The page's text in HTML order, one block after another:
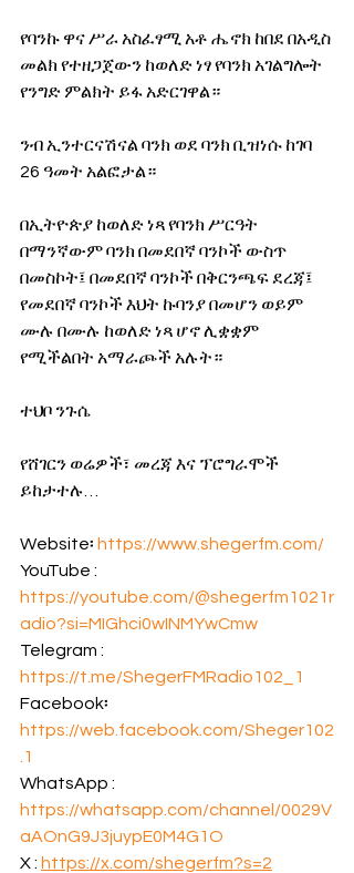
የባንኩ ዋና ሥራ አስፈፃሚ አቶ ሔኖክ ከበደ በአዲስ
መልክ የተዘጋጀውን ከወለድ ነፃ የባንክ አገልግሎት
የንግድ ምልክት ይፋ አድርገዋል።
ንብ ኢንተርናሽናል ባንክ ወደ ባንክ ቢዝነሱ ከገባ
26 ዓመት አልፎታል።
በኢትዮጵያ ከወለድ ነጻ የባንክ ሥርዓት
በማንኛውም ባንክ በመደበኛ ባንኮች ውስጥ
በመስኮት፤ በመደበኛ ባንኮች በቅርንጫፍ ደረጃ፤
የመደበኛ ባንኮች እህት ኩባንያ በመሆን ወይም
ሙሉ በሙሉ ከወለድ ነጻ ሆኖ ሊቋቋም
የሚችልበት አማራጮች አሉት።
ተህቦ ንጉሴ
የሸገርን ወሬዎች፣ መረጃ እና ፕሮግራሞች
ይከታተሉ…
Website፡ https://www.shegerfm.com/
YouTube :
https://youtube.com/@shegerfm1021r
adio?si=MIGhci0wINMYwCmw
Telegram :
https://t.me/ShegerFMRadio102_1
Facebook፡
https://web.facebook.com/Sheger102
.1
WhatsApp :
https://whatsapp.com/channel/0029V
aAOnG9J3juypE0M4G1O
X : https://x.com/shegerfm?s=2